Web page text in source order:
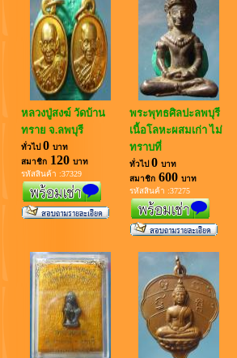
หลวงปู่สงฆ์ วัดบ้าน
ทราย จ.ลพบุรี
ทั่วไป 0 บาท
สมาชิก120 บาท
รหัสสินค้า :37329
พระพุทธศิลปะลพบุรี
เนื้อโลหะผสมเก่า ไม่
ทราบที่
ทั่วไป 0 บาท
สมาชิก600 บาท
รหัสสินค้า :37275